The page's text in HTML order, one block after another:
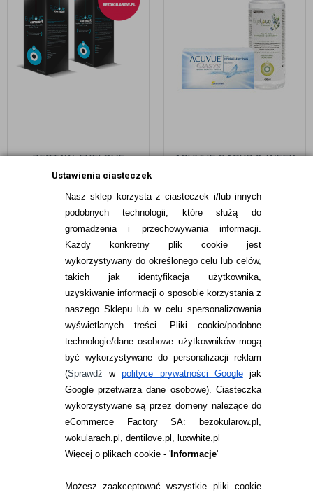
Ustawienia ciasteczek
Nasz sklep korzysta z ciasteczek i/lub innych
podobnych technologii, które służą do
gromadzenia i przechowywania informacji.
Każdy konkretny plik cookie jest
wykorzystywany do określonego celu lub celów,
takich jak identyfikacja użytkownika,
uzyskiwanie informacji o sposobie korzystania z
naszego Sklepu lub w celu spersonalizowania
wyświetlanych treści.
Pliki cookie/podobne
technologie/dane osobowe użytkowników mogą
być wykorzystywane do personalizacji reklam
(Sprawdźwpolityce prywatności Googlejak
Google przetwarza dane osobowe). Ciasteczka
wykorzystywane są przez domeny należące do
eCommerce Factory SA: bezokularow.pl,
wokularach.pl, dentilove.pl, luxwhite.pl
Więcej o plikach cookie - 'Informacje'
Możesz zaakceptować wszystkie pliki cookie
ZESTAW: EYELOVE
COMFORT 2X360 ML
59,48pln
ACUVUE OASYS 2-WEEK
103,49 pln
INFORMACJE KONTAKTOWE
JAK ZAMAWIAĆ?
ZWROTY I REKLAMACJA
WARUNKI ZAKUPÓW
RANKINGI SOCZEWEK
SOCZEWKI KOLOROWE